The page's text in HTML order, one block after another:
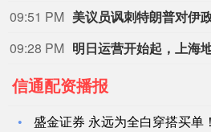
08:34 PM
08:14 PM
信通配资播报
盛金证券 永远为全白穿搭买单！简单